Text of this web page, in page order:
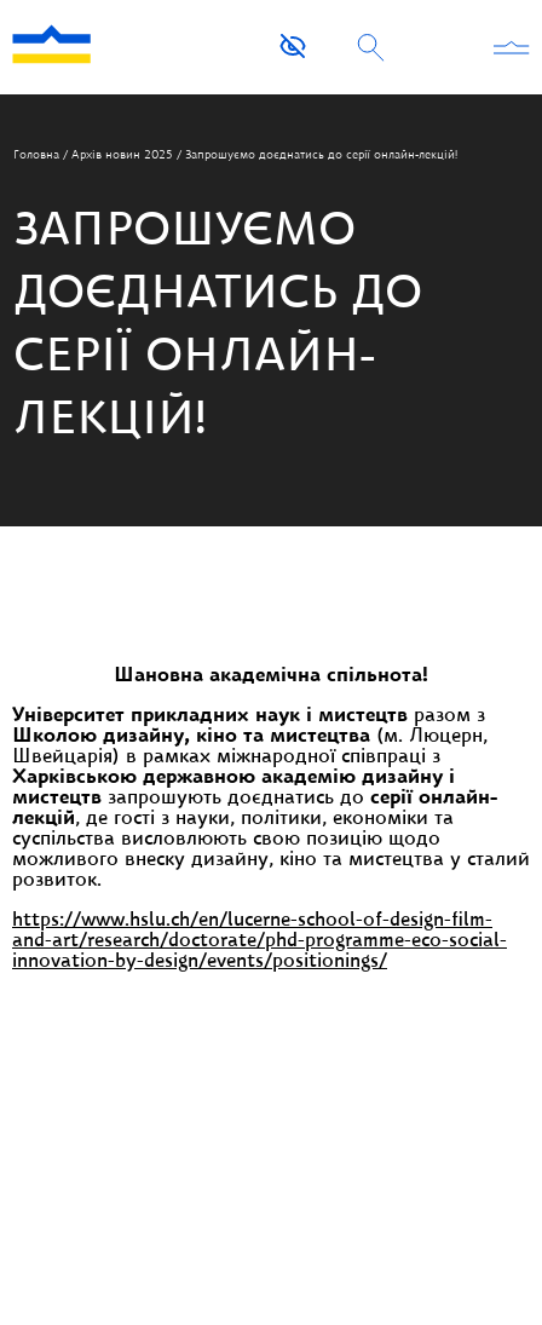
Головна / Архів новин 2025 / Запрошуємо доєднатись до серії онлайн-лекцій!
ЗАПРОШУЄМО
ДОЄДНАТИСЬ ДО
СЕРІЇ ОНЛАЙН-
ЛЕКЦІЙ!
Шановна академічна спільнота!
Університет прикладних наук і мистецтв разом з
Школою дизайну, кіно та мистецтва (м. Люцерн,
Швейцарія) в рамках міжнародної співпраці з
Харківською державною академію дизайну і
мистецтв запрошують доєднатись до серії онлайн-
лекцій, де гості з науки, політики, економіки та
суспільства висловлюють свою позицію щодо
можливого внеску дизайну, кіно та мистецтва у сталий
розвиток.
https://www.hslu.ch/en/lucerne-school-of-design-film-
and-art/research/doctorate/phd-programme-eco-social-
innovation-by-design/events/positionings/